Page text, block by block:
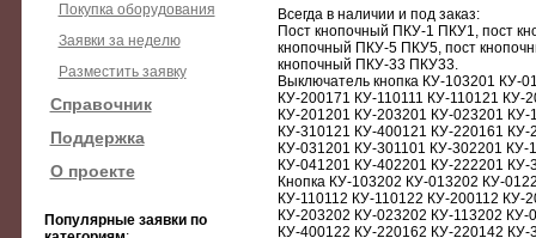
Покупка оборудования
Заявки за неделю
Разместить заявку
Справочник
Поддержка
О проекте
Популярные заявки по
Всегда в наличии и под заказ:
Пост кнопочный ПКУ-1 ПКУ1, пост
кнопочный ПКУ-5 ПКУ5, пост
кнопочный ПКУ-33 ПКУ33.
Выключатель кнопка КУ-103201 КУ-
КУ-200171 КУ-110111 КУ-110121 КУ-
КУ-201201 КУ-203201 КУ-023201
КУ-310121 КУ-400121 КУ-220161
КУ-031201 КУ-301101 КУ-302201
КУ-041201 КУ-402201 КУ-222201
Кнопка КУ-103202 КУ-013202 КУ-
КУ-110112 КУ-110122 КУ-200112 КУ-
КУ-203202 КУ-023202 КУ-113202
КУ-400122 КУ-220162 КУ-220142